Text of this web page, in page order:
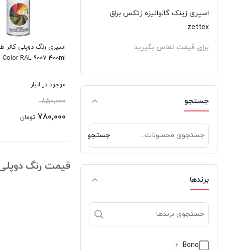
اسپری زینک گالوانیزه زتکس براق
zettex
برای قیمت تماس بگیرید
جستجو
برای:
جستجو
برندها
Bono
6
اسپری رنگ دوپلی
Color RAL 9007 400ml
موجود در انبار
850,000قیمت
اصلی:780,000 تومان
قیمت رنگ